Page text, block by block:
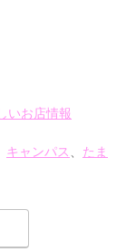
いお店情報
キャンパス
たま